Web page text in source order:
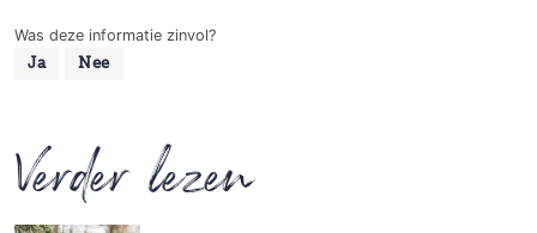
Was deze informatie zinvol?
Ja Nee
Verder lezen